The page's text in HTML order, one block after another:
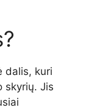
dalis, kuri
skyrių. Jis